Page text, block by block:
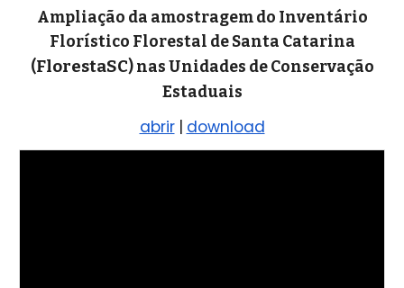
Ampliação da amostragem do Inventário
Florístico Florestal de Santa Catarina
(FlorestaSC) nas Unidades de Conservação
Estaduais
abrir | download